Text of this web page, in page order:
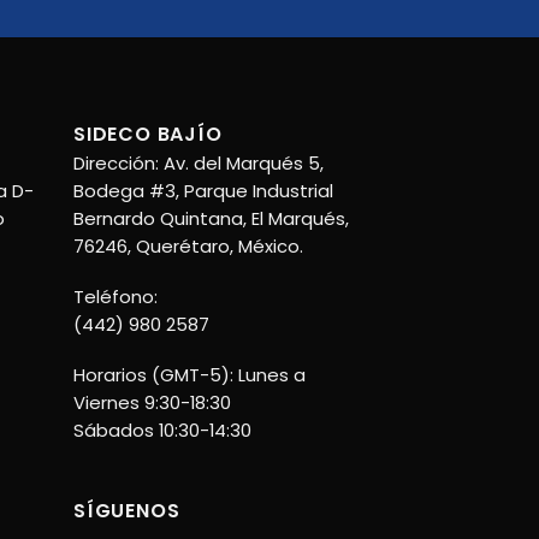
D-
SIDECO BAJÍO
Dirección: Av. del Marqués 5,
Bodega #3, Parque Industrial
Bernardo Quintana, El Marqués,
76246, Querétaro, México.
Teléfono:
(442) 980 2587
Horarios (GMT-5): Lunes a
Viernes 9:30-18:30
Sábados 10:30-14:30
SÍGUENOS